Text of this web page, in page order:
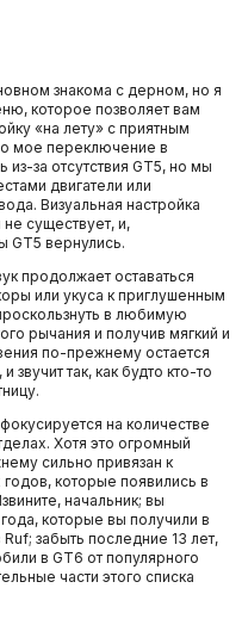
знакома с дерном, но я
которое позволяет вам
«на лету» с приятным
мое переключение в
за отсутствия GT5, но мы
двигатели или
Визуальная настройка
не существует, и,
GT5 вернулись.
продолжает оставаться
или укуса к приглушенным
в любимую
рычания и получив мягкий и
по-прежнему остается
так, как будто кто-то
на количестве
Хотя это огромный
сильно привязан к
которые появились в
начальник; вы
которые вы получили в
забыть последние 13 лет,
в GT6 от популярного
части этого списка